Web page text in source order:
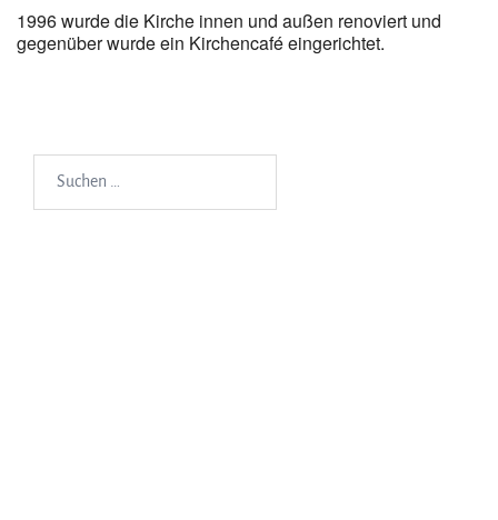
1996 wurde die Kirche innen und außen renoviert und
gegenüber wurde ein Kirchencafé eingerichtet.